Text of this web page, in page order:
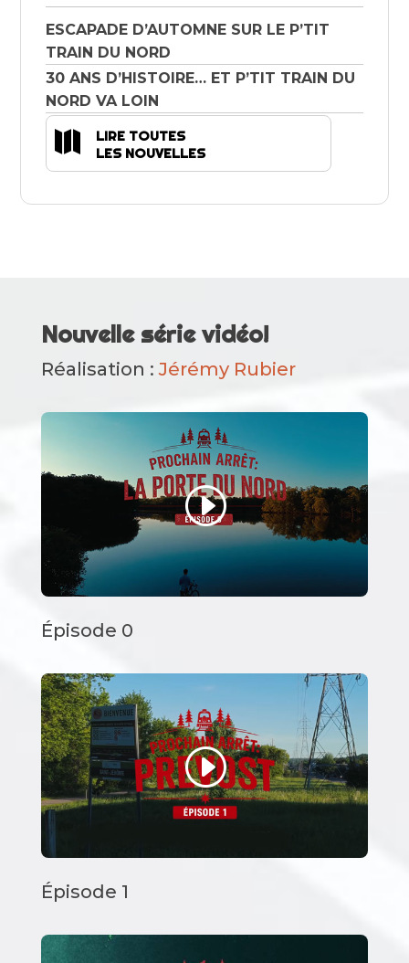
ESCAPADE D’AUTOMNE SUR LE P’TIT
TRAIN DU NORD
30 ANS D’HISTOIRE… ET P’TIT TRAIN DU
NORD VA LOIN

LIRE TOUTES
LES NOUVELLES
Nouvelle série vidéo!
Réalisation : Jérémy Rubier
Épisode 0
Épisode 1